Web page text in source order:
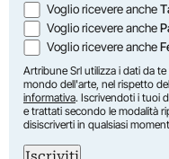
Voglio ricevere anche
Voglio ricevere anche
Voglio ricevere anche
Artribune Srl utilizza i dati da
mondo dell'arte, nel rispetto
informativa. Iscrivendoti i tuoi
e trattati secondo le modalità
disiscriverti in qualsiasi